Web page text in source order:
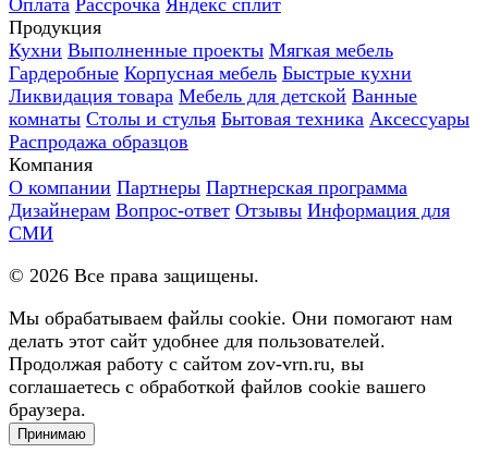
Продукция
Кухни Выполненные проекты Мягкая мебель
Гардеробные Корпусная мебель Быстрые кухни
Ликвидация товара Мебель для детской Ванные
комнаты Столы и стулья Бытовая техника Аксессуары
Распродажа образцов
Компания
О компании Партнеры Партнерская программа
Дизайнерам Вопрос-ответ Отзывы Информация для
СМИ
© 2026 Все права защищены.
Мы обрабатываем файлы cookie. Они помогают нам
делать этот сайт удобнее для пользователей.
Продолжая работу с сайтом zov-vrn.ru, вы
соглашаетесь с обработкой файлов cookie вашего
браузера.
Принимаю